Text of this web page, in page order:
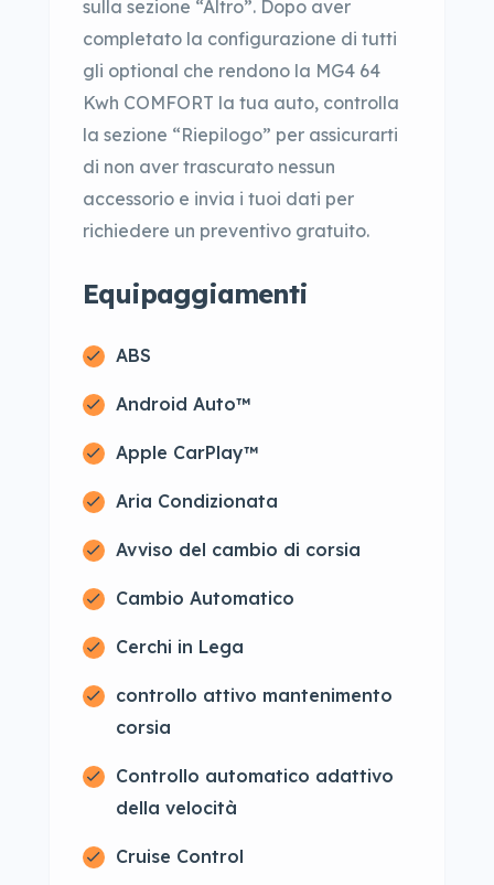
sulla sezione “Altro”. Dopo aver
completato la configurazione di tutti
gli optional che rendono la MG4 64
Kwh COMFORT la tua auto, controlla
la sezione “Riepilogo” per assicurarti
di non aver trascurato nessun
accessorio e invia i tuoi dati per
richiedere un preventivo gratuito.
Equipaggiamenti
ABS
Android Auto™
Apple CarPlay™
Aria Condizionata
Avviso del cambio di corsia
Cambio Automatico
Cerchi in Lega
controllo attivo mantenimento
corsia
Controllo automatico adattivo
della velocità
Cruise Control